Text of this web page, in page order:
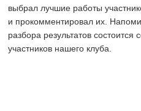
выбрал лучшие работы
и прокомментировал их.
разбора результатов состоится
участников нашего клуба.